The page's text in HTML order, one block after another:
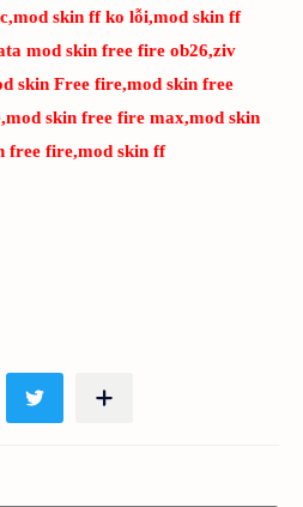
skin ff ko lỗi,mod skin ff
mod skin free fire ob26,ziv
skin Free fire,mod skin free
skin free fire max,mod skin
free fire,mod skin ff